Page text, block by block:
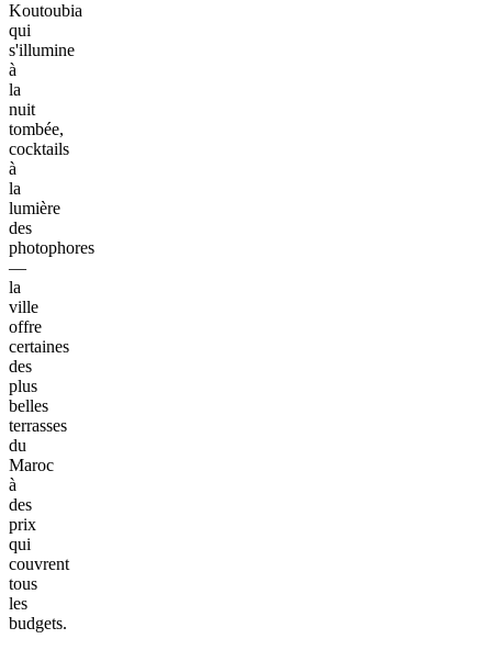
Koutoubia
qui
s'illumine
à
la
nuit
tombée,
cocktails
à
la
lumière
des
photophores
—
la
ville
offre
certaines
des
plus
belles
terrasses
du
Maroc
à
des
prix
qui
couvrent
tous
les
budgets.